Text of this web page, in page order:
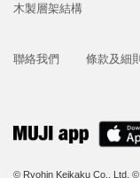
木製層架結構
聯絡我們 條款及細則
© Ryohin Keikaku Co., Ltd. ©